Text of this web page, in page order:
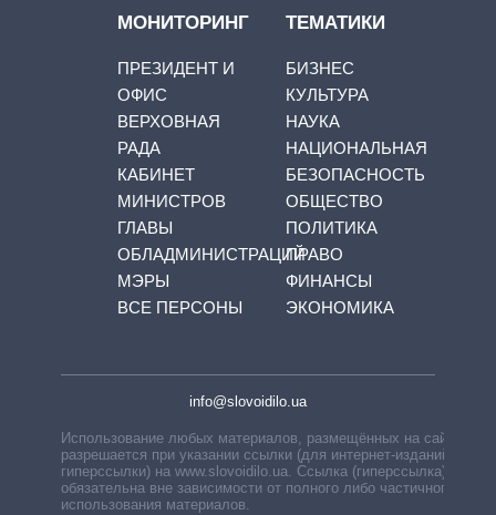
МОНИТОРИНГ
ПРЕЗИДЕНТ И
ОФИС
ВЕРХОВНАЯ
РАДА
КАБИНЕТ
МИНИСТРОВ
ГЛАВЫ
ОБЛАДМИНИСТРАЦИЙ
МЭРЫ
ВСЕ ПЕРСОНЫ
ТЕМАТИКИ
БИЗНЕС
КУЛЬТУРА
НАУКА
НАЦИОНАЛЬНАЯ
БЕЗОПАСНОСТЬ
ОБЩЕСТВО
ПОЛИТИКА
ПРАВО
ФИНАНСЫ
ЭКОНОМИКА
info@slovoidilo.ua
Использование любых материалов, размещённых на сайте,
разрешается при указании ссылки (для интернет-изданий —
гиперссылки) на www.slovoidilo.ua. Ссылка (гиперссылка)
обязательна вне зависимости от полного либо частичного
использования материалов.